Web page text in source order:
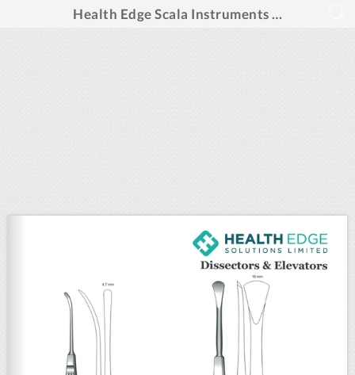
Health Edge Scala Instruments (PUBLUU)